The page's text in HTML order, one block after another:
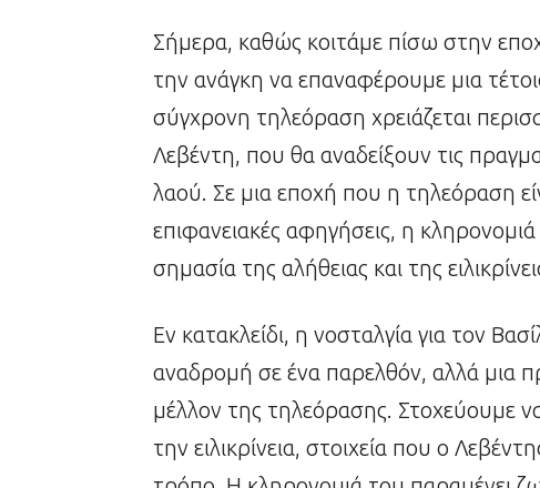
Σήμερα, καθώς κοιτάμε πίσω στην
την ανάγκη να επαναφέρουμε μια
σύγχρονη τηλεόραση χρειάζεται
Λεβέντη, που θα αναδείξουν τις
λαού. Σε μια εποχή που η τηλεόραση
επιφανειακές αφηγήσεις, η
σημασία της αλήθειας και της
Εν κατακλείδι, η νοσταλγία για τον
αναδρομή σε ένα παρελθόν, αλλά μια
μέλλον της τηλεόρασης. Στοχεύουμε
την ειλικρίνεια, στοιχεία που ο